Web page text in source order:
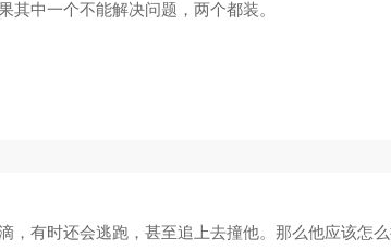
其中一个不能解决问题，两个都装。
，有时还会逃跑，甚至追上去撞他。那么他应该怎